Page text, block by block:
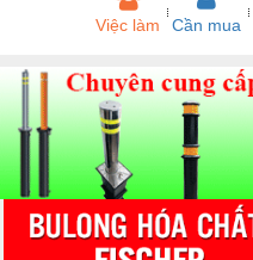
Việc làm Cần mua